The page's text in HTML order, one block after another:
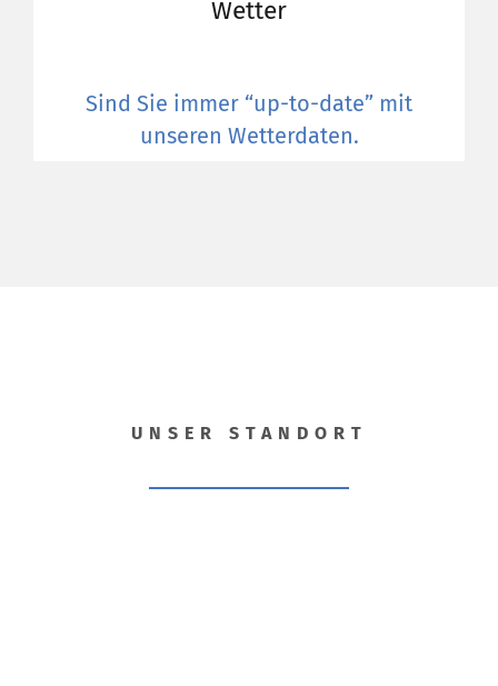
Wetter
Sind Sie immer “up-to-date” mit
unseren Wetterdaten.
UNSER STANDORT